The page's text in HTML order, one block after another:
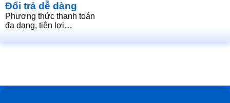
Đổi trả dễ dàng
Phương thức thanh toán
đa dạng, tiện lợi…